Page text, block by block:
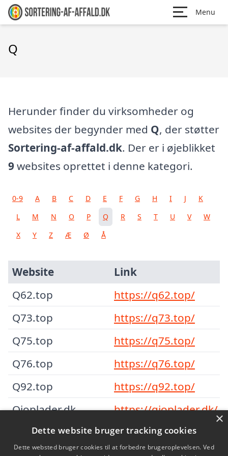
Menu
Q
Herunder finder du virksomheder og
websites der begynder med Q, der støtter
Sortering-af-affald.dk. Der er i øjeblikket
9websites oprettet i denne kategori.
0-9 A B C D E F G H I J
K
L
M N O P Q R S T U V
W
X
Y Z Æ Ø Å
Website
Link
Q62.top
https://q62.top/
Q73.top
https://q73.top/
Q75.top
https://q75.top/
Q76.top
https://q76.top/
Q92.top
https://q92.top/
Qioplader.dk
https://qioplader.dk/
Qlwo.top
https://qlwo.top/
×
Dette website bruger tracking cookies
Dette websted bruger cookies til at forbedre brugeroplevelsen. Ved